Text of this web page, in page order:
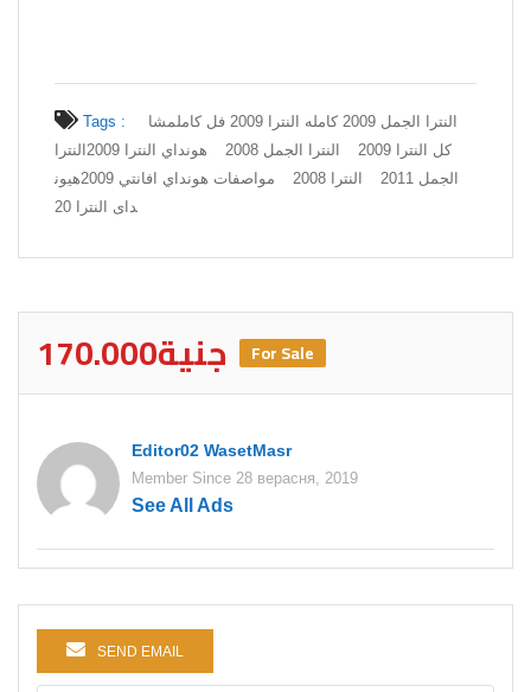
Tags : النترا الجمل 2009 كامله النترا 2009 فل كامل
مشا
كل النترا 2009
النترا الجمل 2008 هونداي النترا 2009
النترا
الجمل 2011
النترا 2008 مواصفات هونداي افانتي 2009
هيون
داى النترا 20
170.000جنية For Sale
Editor02 WasetMasr
Member Since 28 верасня, 2019
See All Ads
SEND EMAIL